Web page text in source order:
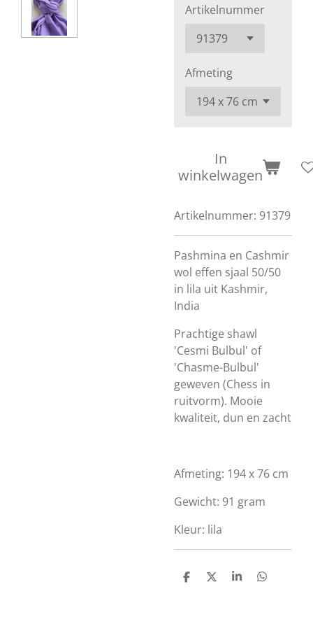
Artikelnummer
Afmeting
In
winkelwagen
Artikelnummer: 91379
Pashmina en Cashmir
wol effen sjaal 50/50
in lila uit Kashmir,
India
Prachtige shawl
'Cesmi Bulbul' of
'Chasme-Bulbul'
geweven (Chess in
ruitvorm). Mooie
kwaliteit, dun en zacht
Afmeting: 194 x 76 cm
Gewicht: 91 gram
Kleur: lila
D
D
S
D